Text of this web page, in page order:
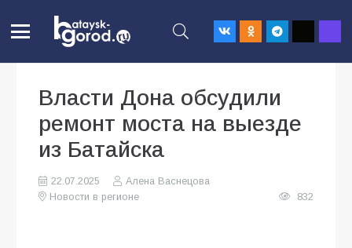
Власти Дона обсудили
ремонт моста на выезде
из Батайска
22.07.2025
Алена Васнецова
Новости в регионе
832